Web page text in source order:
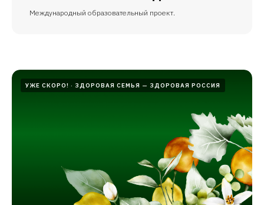
Международный образовательный проект.
УЖЕ СКОРО! ЗДОРОВАЯ СЕМЬЯ — ЗДОРОВАЯ РОССИЯ